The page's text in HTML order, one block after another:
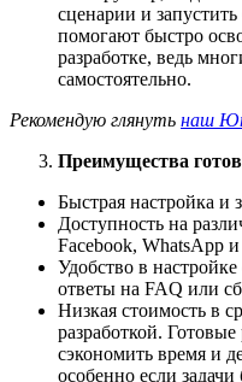
сценарии и
помогают быстро
разработке, ведь
самостоятельно.
Рекомендую глянуть наш
Преимущества
Быстрая настройка и
Доступность на
Facebook, WhatsApp
Удобство в
ответы на FAQ или
Низкая стоимость в
разработкой.
сэкономить время и
особенно если